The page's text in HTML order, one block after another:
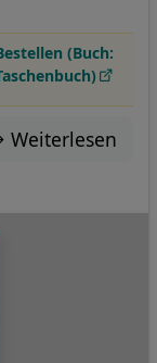
(Buch:
Weiterlesen